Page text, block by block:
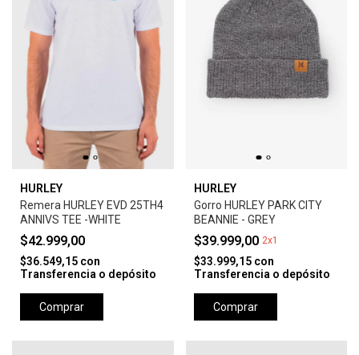
HURLEY
Remera HURLEY EVD 25TH4
ANNIVS TEE -WHITE
$42.999,00
$36.549,15 con
Transferencia o depósito
Comprar
HURLEY
Gorro HURLEY PARK CITY
BEANNIE - GREY
$39.999,00 2x1
$33.999,15 con
Transferencia o depósito
Comprar